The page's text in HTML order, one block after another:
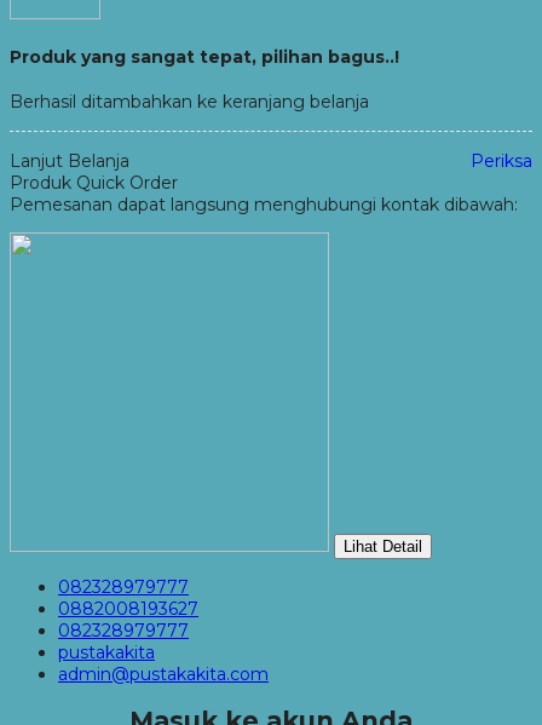
Produk yang sangat tepat, pilihan bagus..!
Berhasil ditambahkan ke keranjang belanja
Lanjut Belanja
Periksa
Produk Quick Order
Pemesanan dapat langsung menghubungi kontak dibawah:
Lihat Detail
082328979777
0882008193627
082328979777
pustakakita
admin@pustakakita.com